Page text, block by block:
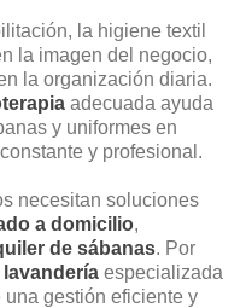
la higiene textil
la imagen del negocio,
la organización diaria.
adecuada ayuda
y uniformes en
y profesional.
necesitan soluciones
a domicilio,
de sábanas. Por
lavandería especializada
gestión eficiente y